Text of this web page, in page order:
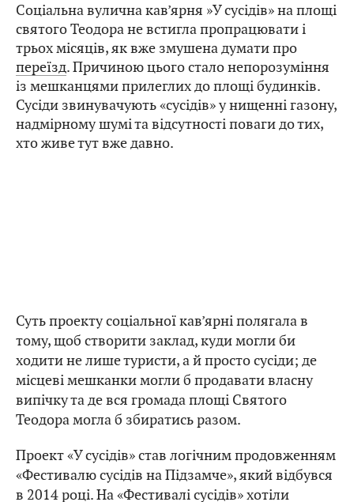
Соціальна вулична кав’ярня »У сусідів» на площі
святого Теодора не встигла пропрацювати і
трьох місяців, як вже змушена думати про
переїзд. Причиною цього стало непорозуміння
із мешканцями прилеглих до площі будинків.
Сусіди звинувачують «сусідів» у нищенні газону,
надмірному шумі та відсутності поваги до тих,
хто живе тут вже давно.
Суть проекту соціальної кав’ярні полягала в
тому, щоб створити заклад, куди могли би
ходити не лише туристи, а й просто сусіди; де
місцеві мешканки могли б продавати власну
випічку та де вся громада площі Святого
Теодора могла б збиратись разом.
Проект «У сусідів» став логічним продовженням
«Фестивалю сусідів на Підзамче», який відбувся
в 2014 році. На «Фестивалі сусідів» хотіли